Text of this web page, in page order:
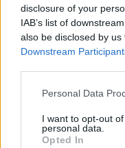
disclosure of your
IAB’s list of
also be disclosed by
Downstream
Personal Data
I want to opt-out
personal data.
Opted In
Ilgapirščių lietuvių
operacijos metu
Žinios | Kriminalai
Darius Žukauskas:
žala – 1,5 mln. eurų
Žinios | Kriminalai